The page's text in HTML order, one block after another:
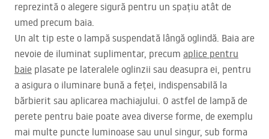
reprezintă o alegere sigură pentru un spațiu atât de
umed precum baia.
Un alt tip este o lampă suspendată lângă oglindă. Baia are
nevoie de iluminat suplimentar, precum aplice pentru
baie plasate pe lateralele oglinzii sau deasupra ei, pentru
a asigura o iluminare bună a feței, indispensabilă la
bărbierit sau aplicarea machiajului. O astfel de lampă de
perete pentru baie poate avea diverse forme, de exemplu
mai multe puncte luminoase sau unul singur, sub forma